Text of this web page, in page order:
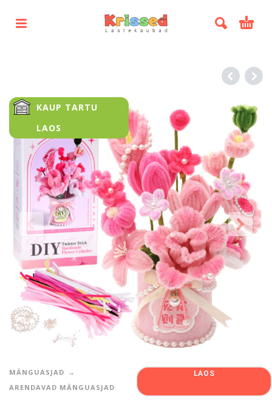
KAUP TARTU
LAOS
MÄNGUASJAD
ARENDAVAD MÄNGUASJAD
LAOS